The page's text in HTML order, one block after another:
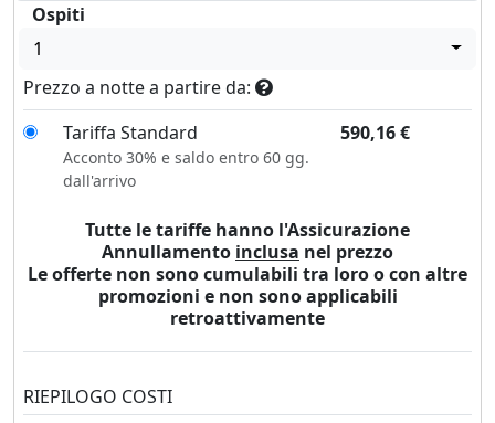
Ospiti
1
Prezzo a notte a partire da:
Tariffa Standard
590,16€
Acconto 30% e saldo entro 60 gg.
dall'arrivo
Tutte le tariffe hanno l'Assicurazione
Annullamento inclusa nel prezzo
Le offerte non sono cumulabili tra loro o con altre
promozioni e non sono applicabili
retroattivamente
RIEPILOGO COSTI